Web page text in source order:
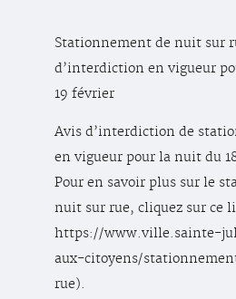
Stationnement de nuit sur
d’interdiction en vigueur
19 février
Avis d’interdiction de
en vigueur pour la nuit du
Pour en savoir plus sur le
nuit sur rue, cliquez sur ce
https://www.ville.sainte-
aux-citoyens/
rue).